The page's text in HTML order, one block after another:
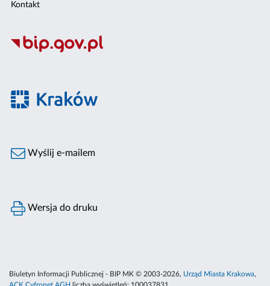
Kontakt
Wyślij e-mailem
Wersja do druku
Biuletyn Informacji Publicznej - BIP MK © 2003-2026, Urząd Miasta Krakowa,